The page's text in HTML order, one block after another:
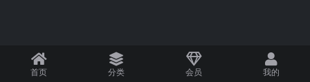
首页 分类 会员 我的